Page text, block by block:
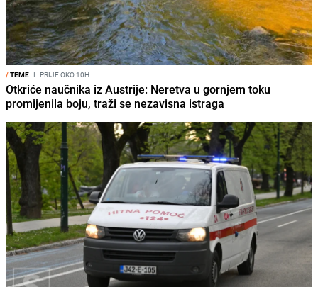
/TEME I PRIJE OKO 10H
Otkriće naučnika iz Austrije: Neretva u gornjem toku
promijenila boju, traži se nezavisna istraga